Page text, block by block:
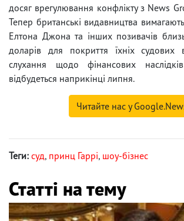
досяг врегулювання конфлікту з News
Тепер британські видавництва вимагають
Елтона Джона та інших позивачів
доларів для покриття їхніх судових
слухання щодо фінансових
відбудеться наприкінці липня.
Читайте нас у
Теги: суд, принц Гаррі, шоу-бізнес
Статті на тему